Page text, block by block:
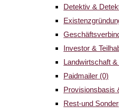
Detektiv &
Investor &
Landwirtschaft
Paidmailer (0)
Provisionsbasis
Rest-und